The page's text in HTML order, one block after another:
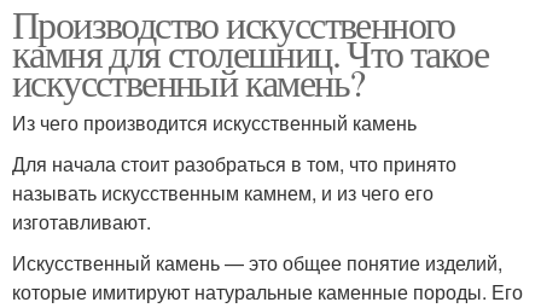
Производство искусственного
камня для столешниц. Что такое
искусственный камень?
Из чего производится искусственный камень
Для начала стоит разобраться в том, что принято
называть искусственным камнем, и из чего его
изготавливают.
Искусственный камень — это общее понятие изделий,
которые имитируют натуральные каменные породы. Его